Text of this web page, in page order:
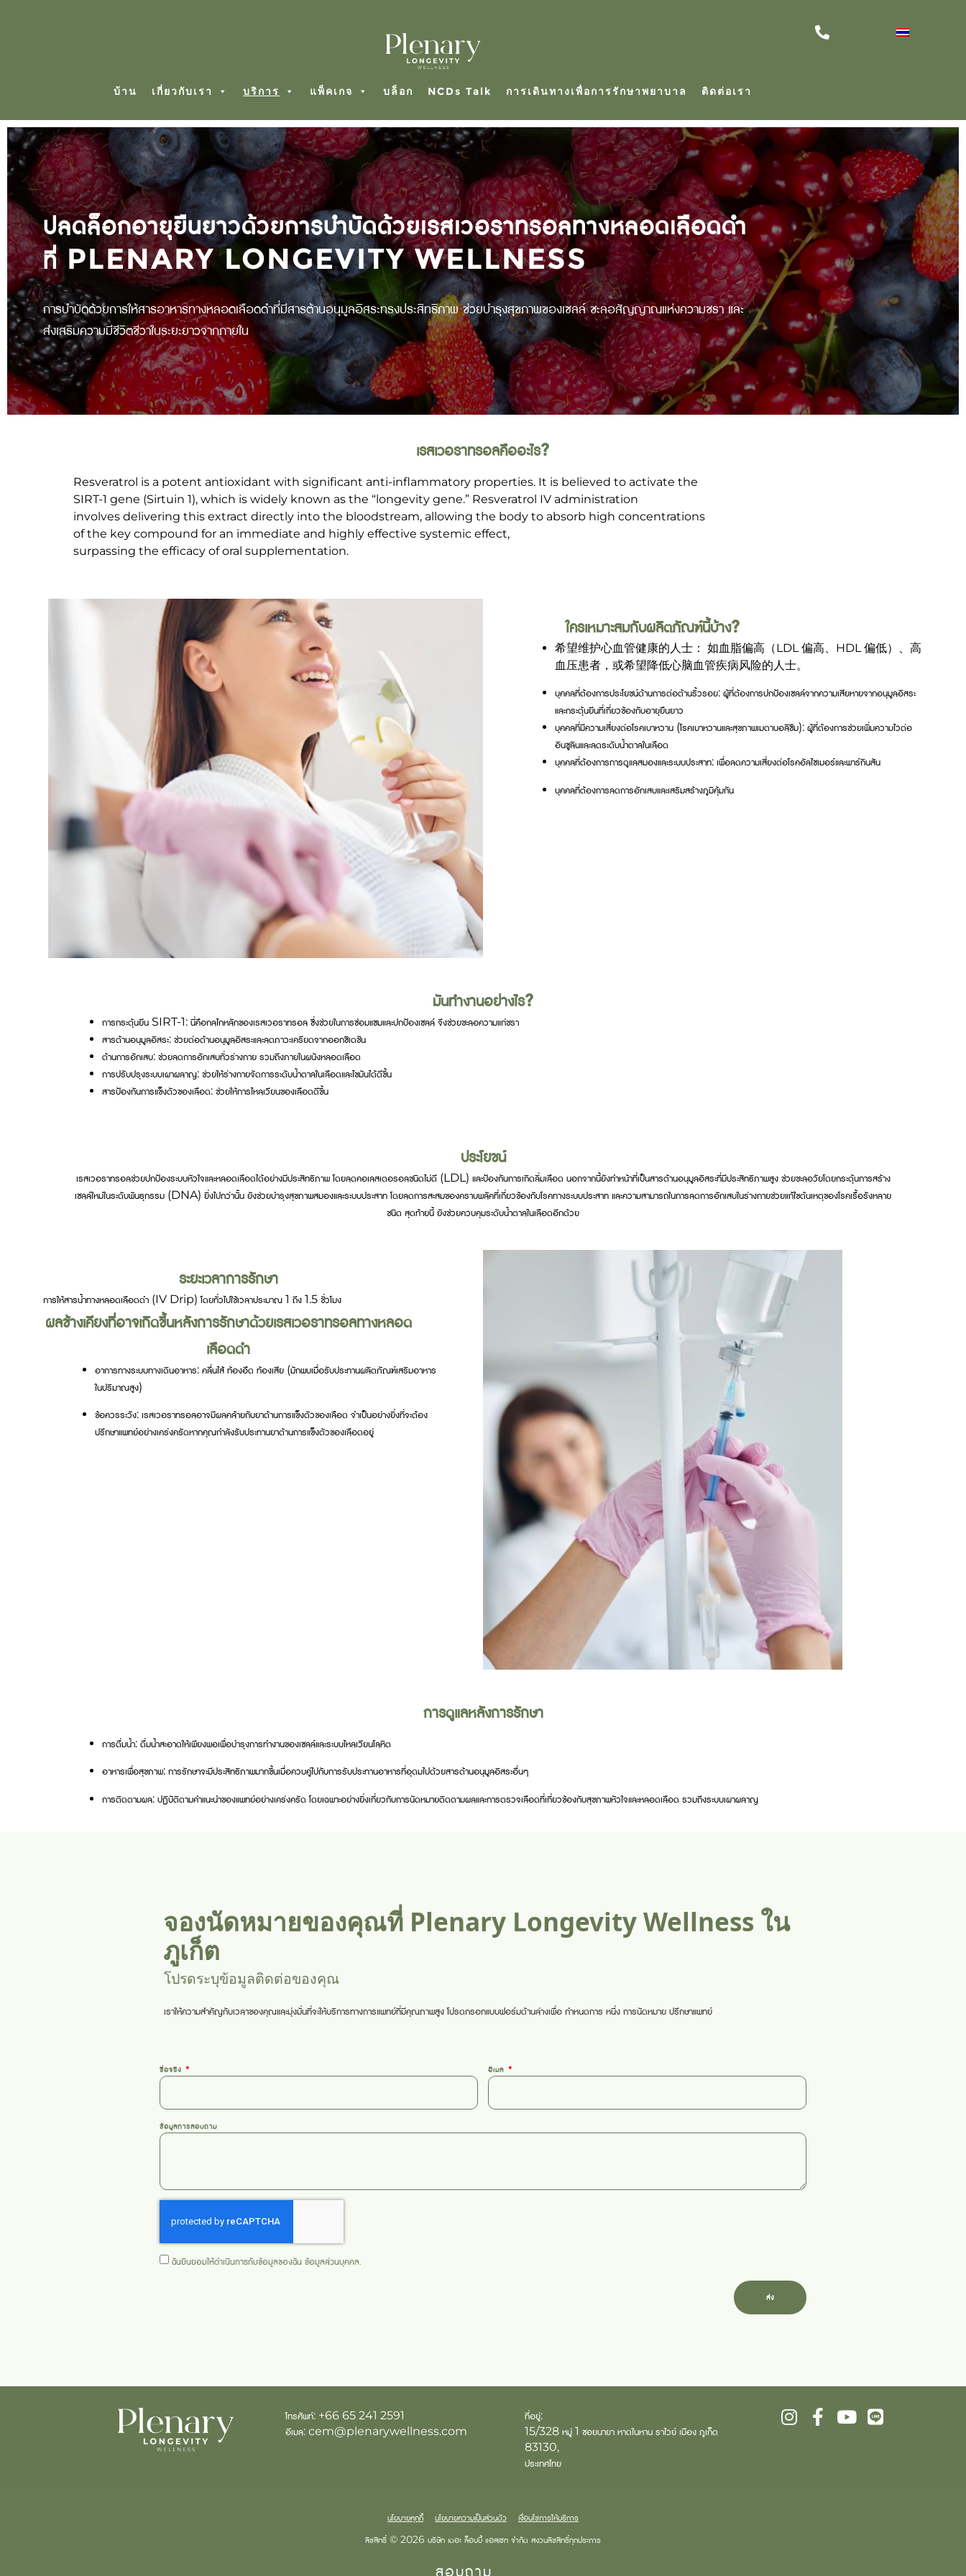
บ้าน เกี่ยวกับเรา บริการ แพ็คเกจ บล็อก NCDs Talk การเดินทางเพื่อการรักษาพยาบาล ติดต่อเรา
ปลดล็อกอายุยืนยาวด้วยการบำบัดด้วยเรสเวอราทรอลทางหลอดเลือดดำ
ที่ PLENARY LONGEVITY WELLNESS
การบำบัดด้วยการให้สารอาหารทางหลอดเลือดดำที่มีสารต้านอนุมูลอิสระทรงประสิทธิภาพ ช่วยบำรุงสุขภาพของเซลล์ ชะลอสัญญาณแห่งความชรา และ
ส่งเสริมความมีชีวิตชีวาในระยะยาวจากภายใน
เรสเวอราทรอลคืออะไร?
Resveratrol is a potent antioxidant with significant anti-inflammatory properties. It is believed to activate the
SIRT-1 gene (Sirtuin 1), which is widely known as the “longevity gene.” Resveratrol IV administration
involves delivering this extract directly into the bloodstream, allowing the body to absorb high concentrations
of the key compound for an immediate and highly effective systemic effect,
surpassing the efficacy of oral supplementation.
ใครเหมาะสมกับผลิตภัณฑ์นี้บ้าง?
希望维护心血管健康的人士： 如血脂偏高（LDL 偏高、HDL 偏低）、高
血压患者，或希望降低心脑血管疾病风险的人士。
บุคคลที่ต้องการประโยชน์ด้านการต่อต้านริ้วรอย: ผู้ที่ต้องการปกป้องเซลล์จากความเสียหายจากอนุมูลอิสระ
และกระตุ้นยีนที่เกี่ยวข้องกับอายุยืนยาว
บุคคลที่มีความเสี่ยงต่อโรคเบาหวาน (โรคเบาหวานและสุขภาพเมตาบอลิซึม): ผู้ที่ต้องการช่วยเพิ่มความไวต่อ
อินซูลินและลดระดับน้ำตาลในเลือด
บุคคลที่ต้องการการดูแลสมองและระบบประสาท: เพื่อลดความเสี่ยงต่อโรคอัลไซเมอร์และพาร์กินสัน
บุคคลที่ต้องการลดการอักเสบและเสริมสร้างภูมิคุ้มกัน
มันทำงานอย่างไร?
การกระตุ้นยีน SIRT-1: นี่คือกลไกหลักของเรสเวอราทรอล ซึ่งช่วยในการซ่อมแซมและปกป้องเซลล์ จึงช่วยชะลอความแก่ชรา
สารต้านอนุมูลอิสระ: ช่วยต่อต้านอนุมูลอิสระและลดภาวะเครียดจากออกซิเดชัน
ต้านการอักเสบ: ช่วยลดการอักเสบทั่วร่างกาย รวมถึงภายในผนังหลอดเลือด
การปรับปรุงระบบเผาผลาญ: ช่วยให้ร่างกายจัดการระดับน้ำตาลในเลือดและไขมันได้ดีขึ้น
สารป้องกันการแข็งตัวของเลือด: ช่วยให้การไหลเวียนของเลือดดีขึ้น
ประโยชน์
เรสเวอราทรอลช่วยปกป้องระบบหัวใจและหลอดเลือดได้อย่างมีประสิทธิภาพ โดยลดคอเลสเตอรอลชนิดไม่ดี (LDL) และป้องกันการเกิดลิ่มเลือด นอกจากนี้ยังทำหน้าที่เป็นสารต้านอนุมูลอิสระที่มีประสิทธิภาพสูง ช่วยชะลอวัยโดยกระตุ้นการสร้าง
เซลล์ใหม่ในระดับพันธุกรรม (DNA) ยิ่งไปกว่านั้น ยังช่วยบำรุงสุขภาพสมองและระบบประสาท โดยลดการสะสมของคราบพลัคที่เกี่ยวข้องกับโรคทางระบบประสาท และความสามารถในการลดการอักเสบในร่างกายช่วยแก้ไขต้นเหตุของโรคเรื้อรังหลาย
ชนิด สุดท้ายนี้ ยังช่วยควบคุมระดับน้ำตาลในเลือดอีกด้วย
ระยะเวลาการรักษา
การให้สารน้ำทางหลอดเลือดดำ (IV Drip) โดยทั่วไปใช้เวลาประมาณ 1 ถึง 1.5 ชั่วโมง
ผลข้างเคียงที่อาจเกิดขึ้นหลังการรักษาด้วยเรสเวอราทรอลทางหลอด
เลือดดำ
อาการทางระบบทางเดินอาหาร: คลื่นไส้ ท้องอืด ท้องเสีย (มักพบเมื่อรับประทานผลิตภัณฑ์เสริมอาหาร
ในปริมาณสูง)
ข้อควรระวัง: เรสเวอราทรอลอาจมีผลคล้ายกับยาต้านการแข็งตัวของเลือด จำเป็นอย่างยิ่งที่จะต้อง
ปรึกษาแพทย์อย่างเคร่งครัดหากคุณกำลังรับประทานยาต้านการแข็งตัวของเลือดอยู่
การดูแลหลังการรักษา
การดื่มน้ำ: ดื่มน้ำสะอาดให้เพียงพอเพื่อบำรุงการทำงานของเซลล์และระบบไหลเวียนโลหิต
อาหารเพื่อสุขภาพ: การรักษาจะมีประสิทธิภาพมากขึ้นเมื่อควบคู่ไปกับการรับประทานอาหารที่อุดมไปด้วยสารต้านอนุมูลอิสระอื่นๆ
การติดตามผล: ปฏิบัติตามคำแนะนำของแพทย์อย่างเคร่งครัด โดยเฉพาะอย่างยิ่งเกี่ยวกับการนัดหมายติดตามผลและการตรวจเลือดที่เกี่ยวข้องกับสุขภาพหัวใจและหลอดเลือด รวมถึงระบบเผาผลาญ
จองนัดหมายของคุณที่ Plenary Longevity Wellness ใน
ภูเก็ต
โปรดระบุข้อมูลติดต่อของคุณ
เราให้ความสำคัญกับเวลาของคุณและมุ่งมั่นที่จะให้บริการทางการแพทย์ที่มีคุณภาพสูง โปรดกรอกแบบฟอร์มด้านล่างเพื่อ กำหนดการ หนึ่ง การนัดหมาย ปรึกษาแพทย์
ชื่อจริง อีเมล
ข้อมูลการสอบถาม
ฉันยินยอมให้ดำเนินการกับข้อมูลของฉัน ข้อมูลส่วนบุคคล.
ส่ง
โทรศัพท์: +66 65 241 2591
อีเมล: cem@plenarywellness.com
ที่อยู่:
15/328 หมู่ 1 ซอยนายา หาดในหาน ราไวย์ เมือง ภูเก็ต
83130,
ประเทศไทย
นโยบายคุกกี้ นโยบายความเป็นส่วนตัว
เงื่อนไขการให้บริการ
ลิขสิทธิ์ © 2026 บริษัท เดอะ ล็อบบี้ แอสเซท จำกัด สงวนลิขสิทธิ์ทุกประการ